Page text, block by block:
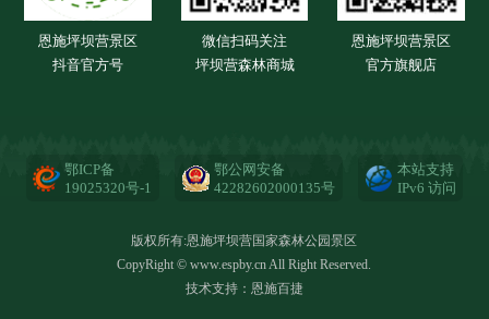
恩施坪坝营景区
抖音官方号
微信扫码关注
坪坝营森林商城
恩施坪坝营景区
官方旗舰店
鄂ICP备
19025320号-1
鄂公网安备
42282602000135号
本站支持
IPv6 访问
版权所有:恩施坪坝营国家森林公园景区
CopyRight © www.espby.cn All Right Reserved.
技术支持： 恩施百捷